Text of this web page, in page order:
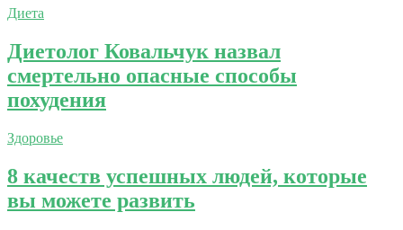
Диета
Диетолог Ковальчук назвал
смертельно опасные способы
похудения
Здоровье
8 качеств успешных людей, которые
вы можете развить